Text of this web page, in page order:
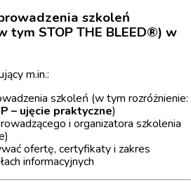
szkoleń
tym STOP THE BLEED®) w
m.in.:
szkoleń (w tym rozróżnienie:
– ujęcie praktyczne)
i organizatora szkolenia
ofertę, certyfikaty i zakres
informacyjnych